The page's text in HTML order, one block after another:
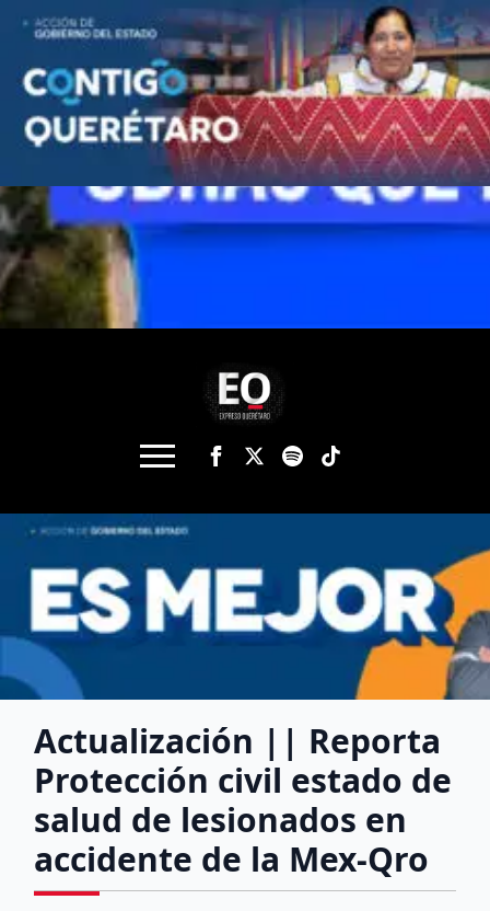
Actualización || Reporta
Protección civil estado de
salud de lesionados en
accidente de la Mex-Qro